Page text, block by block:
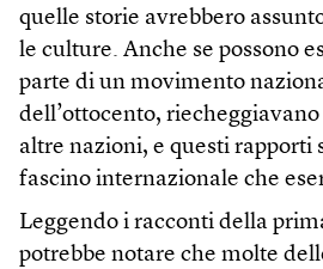
quelle storie avrebbero
le culture. Anche se possono
parte di un movimento
dell’ottocento,
altre nazioni, e questi rapporti
fascino internazionale che
Leggendo i racconti della
potrebbe notare che molte